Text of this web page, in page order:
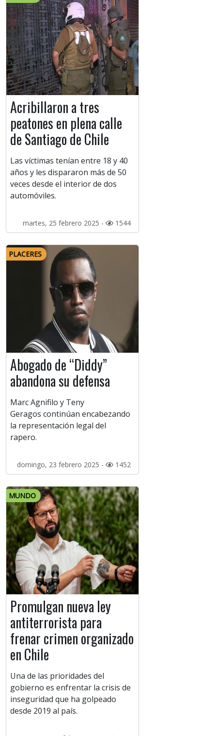
Acribillaron a tres
peatones en plena calle
de Santiago de Chile
Las víctimas tenían entre 18 y 40
años y les dispararon más de 50
veces desde el interior de dos
automóviles.
martes, 25 febrero 2025 - 1544
PLACERES
Abogado de “Diddy”
abandona su defensa
Marc Agnifilo y Teny
Geragos continúan encabezando
la representación legal del
rapero.
domingo, 23 febrero 2025 - 1452
MUNDO
Promulgan nueva ley
antiterrorista para
frenar crimen organizado
en Chile
Una de las prioridades del
gobierno es enfrentar la crisis de
inseguridad que ha golpeado
desde 2019 al país.